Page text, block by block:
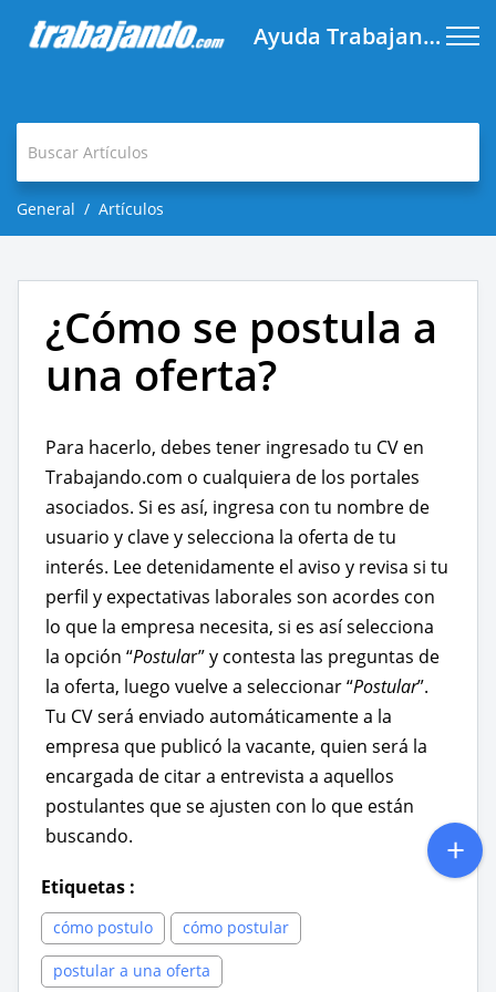
Ayuda Trabajando.com
General Artículos
¿Cómo se postula a
una oferta?
Para hacerlo, debes tener ingresado tu CV en
Trabajando.com o cualquiera de los portales
asociados. Si es así, ingresa con tu nombre de
usuario y clave y selecciona la oferta de tu
interés. Lee detenidamente el aviso y revisa si tu
perfil y expectativas laborales son acordes con
lo que la empresa necesita, si es así selecciona
la opción “Postular” y contesta las preguntas de
la oferta, luego vuelve a seleccionar “Postular”.
Tu CV será enviado automáticamente a la
empresa que publicó la vacante, quien será la
encargada de citar a entrevista a aquellos
postulantes que se ajusten con lo que están
buscando.
Etiquetas :
cómo postulo cómo postular
postular a una oferta